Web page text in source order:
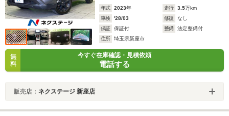
年式 2023年 走行 3.5万km
車検
'28/03 修復
なし
保証
保証付 整備
法定整備付
住所
埼玉県新座市
無
料
今すぐ在庫確認・見積依頼
電話する
販売店： ネクステージ 新座店